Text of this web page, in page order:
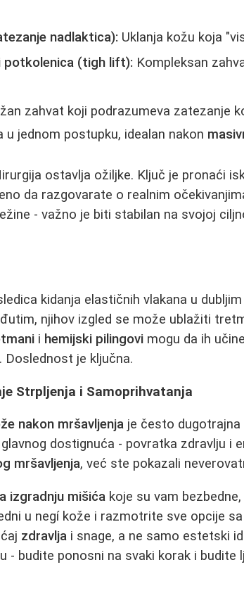
nadlaktica): Uklanja kožu koja
potkolenica (tigh lift): Kompleksan
zahvat koji podrazumeva zatezanje
u jednom postupku, idealan nakon
ostavlja ožiljke. Ključ je pronaći
da razgovarate o realnim
- važno je biti stabilan na svojoj
kidanja elastičnih vlakana u
njihov izgled se može ublažiti
i hemijski pilingovi mogu da ih
je ključna.
Strpljenja i Samoprihvatanja
nakon mršavljenja je često
dostignuća - povratka zdravlju i
mršavljenja, već ste pokazali
izgradnju mišića koje su vam
u negí kože i razmotrite sve opcije
zdravlja i snage, a ne samo estetski
- budite ponosni na svaki korak i budite